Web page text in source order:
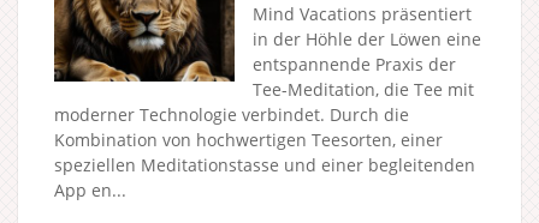
Mind Vacations präsentiert
in der Höhle der Löwen eine
entspannende Praxis der
Tee-Meditation, die Tee mit
moderner Technologie verbindet. Durch die
Kombination von hochwertigen Teesorten, einer
speziellen Meditationstasse und einer begleitenden
App en...